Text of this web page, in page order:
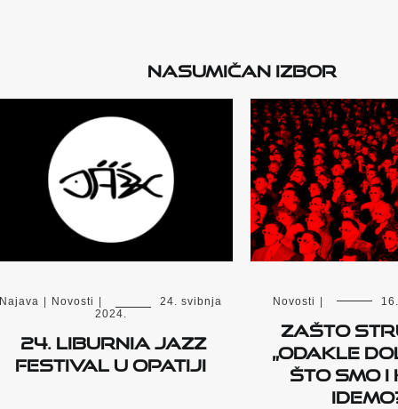
Nasumičan izbor
Najava Novosti
24. svibnja
2024.
24. Liburnia Jazz
Festival u Opatiji
Novosti
Zašto
„Odakle
što smo i